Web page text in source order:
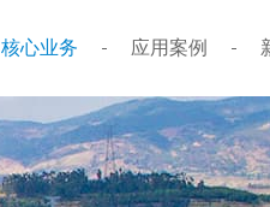
核心业务 应用案例